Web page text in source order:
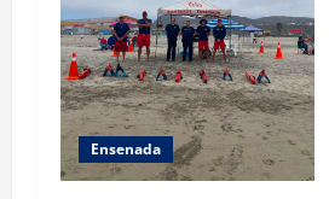
Ensenada